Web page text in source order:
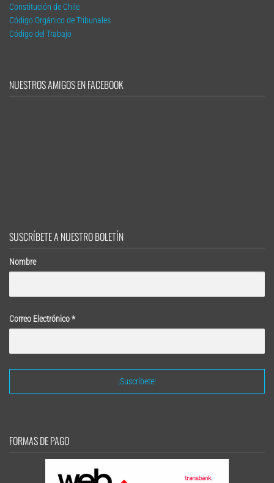
Constitución de Chile
Código Orgánico de Tribunales
Código del Trabajo
NUESTROS AMIGOS EN FACEBOOK
SUSCRÍBETE A NUESTRO BOLETÍN
Nombre
Correo Electrónico*
FORMAS DE PAGO